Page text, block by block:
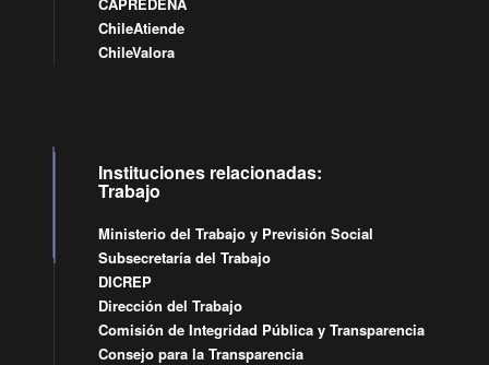
ChileAtiende
ChileValora
Instituciones relacionadas:
Trabajo
Ministerio del Trabajo y Previsión Social
Subsecretaría del Trabajo
DICREP
Dirección del Trabajo
Comisión de Integridad Pública y Transparencia
Consejo para la Transparencia